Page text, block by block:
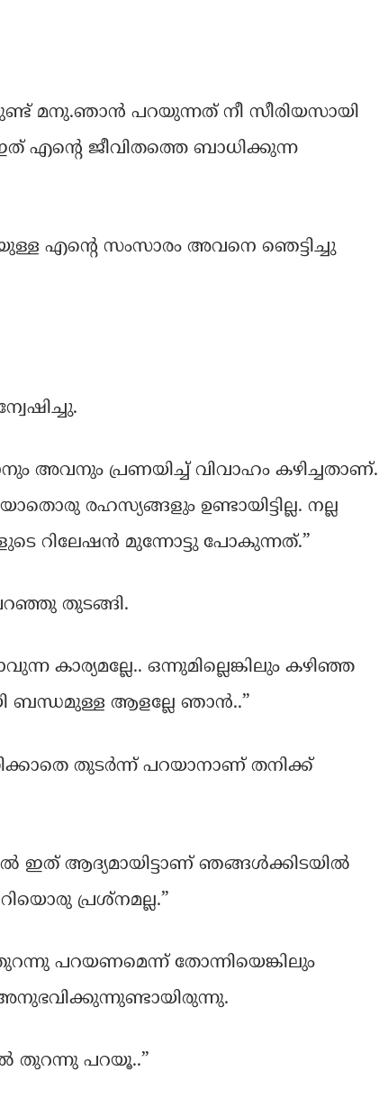
മനു.ഞാൻ പറയുന്നത് നീ സീരിയസായി
എന്റെ ജീവിതത്തെ ബാധിക്കുന്ന
എന്റെ സംസാരം അവനെ ഞെട്ടിച്ചു
അവനും പ്രണയിച്ച് വിവാഹം കഴിച്ചതാണ്.
രഹസ്യങ്ങളും ഉണ്ടായിട്ടില്ല. നല്ല
റിലേഷൻ മുന്നോട്ടു പോകുന്നത്.”
തുടങ്ങി.
കാര്യമല്ലേ.. ഒന്നുമില്ലെങ്കിലും കഴിഞ്ഞ
ബന്ധമുള്ള ആളല്ലേ ഞാൻ..”
തുടർന്ന് പറയാനാണ് തനിക്ക്
ഇത് ആദ്യമായിട്ടാണ് ഞങ്ങൾക്കിടയിൽ
പ്രശ്നമല്ല.”
പറയണമെന്ന് തോന്നിയെങ്കിലും
തുറന്നു പറയൂ..”